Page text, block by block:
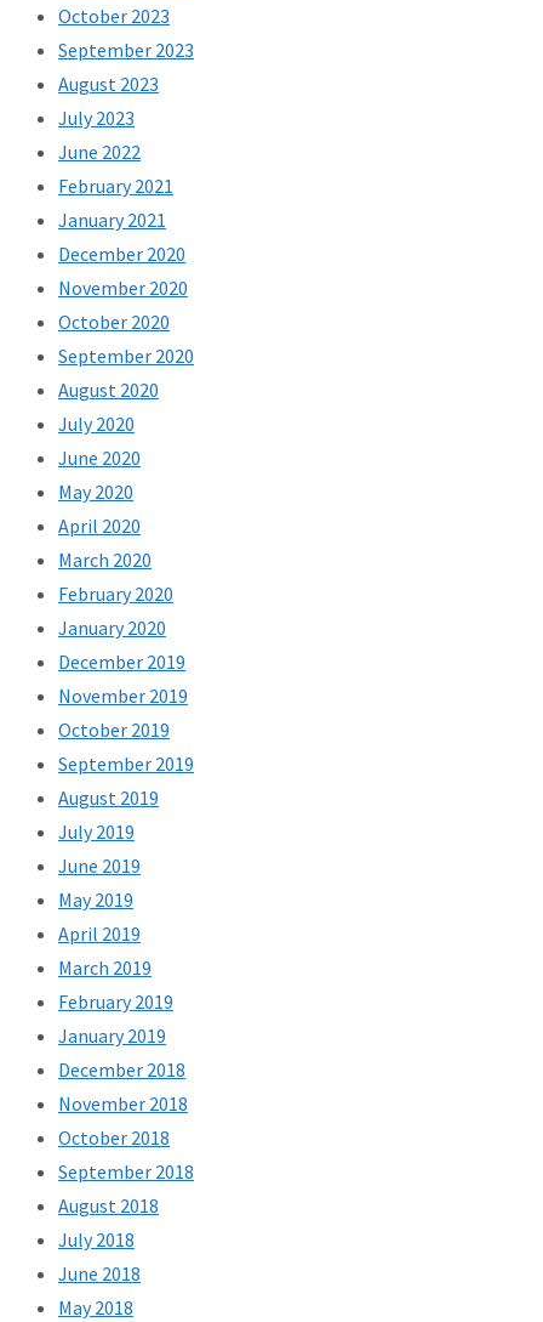
October 2023
September 2023
August 2023
July 2023
June 2022
February 2021
January 2021
December 2020
November 2020
October 2020
September 2020
August 2020
July 2020
June 2020
May 2020
April 2020
March 2020
February 2020
January 2020
December 2019
November 2019
October 2019
September 2019
August 2019
July 2019
June 2019
May 2019
April 2019
March 2019
February 2019
January 2019
December 2018
November 2018
October 2018
September 2018
August 2018
July 2018
June 2018
May 2018